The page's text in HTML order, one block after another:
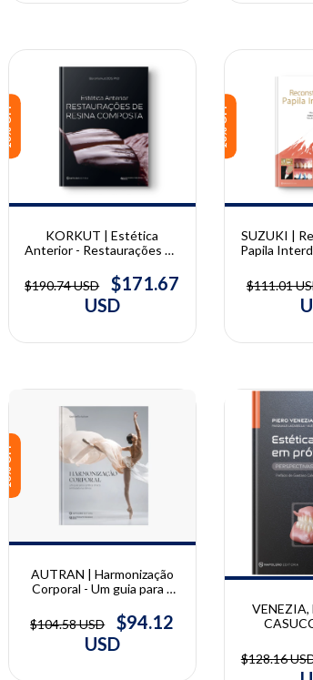
10% OFF
KORKUT | Estética
Anterior - Restaurações de
Korkut
$190.74 USD
$171.67
USD
10% OFF
SUZUKI |
Papila
$111.01
10% OFF
AUTRAN | Harmonização
Corporal - Um guia para a
ciência | Raphaella Autran
$104.58 USD
$94.12
USD
VENEZIA,
$128.16